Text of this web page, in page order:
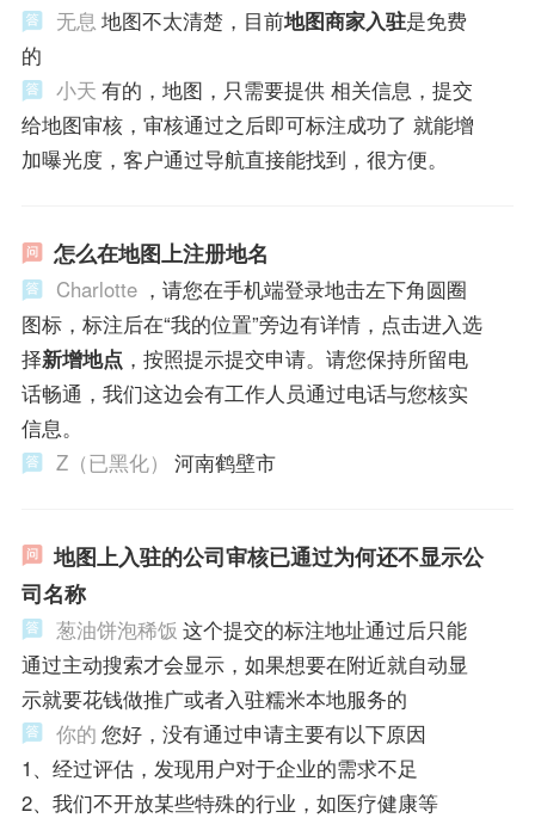
无息 地图不太清楚，目前地图商家入驻是免费
的
小天 有的，地图，只需要提供 相关信息，提交
给地图审核，审核通过之后即可标注成功了 就能增
加曝光度，客户通过导航直接能找到，很方便。
怎么在地图上注册地名
Charlotte ，请您在手机端登录地击左下角圆圈
图标，标注后在“我的位置”旁边有详情，点击进入选
择新增地点 ，按照提示提交申请。请您保持所留电
话畅通，我们这边会有工作人员通过电话与您核实
信息。
Z（已黑化）
河南鹤壁市
地图上入驻的公司审核已通过为何还不显示公
司名称
葱油饼泡稀饭 这个提交的标注地址通过后只能
通过主动搜索才会显示，如果想要在附近就自动显
示就要花钱做推广或者入驻糯米本地服务的
你的 您好，没有通过申请主要有以下原因
1、经过评估，发现用户对于企业的需求不足
2、我们不开放某些特殊的行业，如医疗健康等